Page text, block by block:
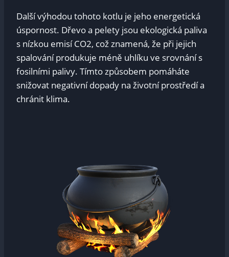
Další výhodou tohoto kotlu je jeho energetická
úspornost. Dřevo a pelety jsou ekologická paliva
s nízkou emisí CO2, což znamená, že při jejich
spalování produkuje méně uhlíku ve srovnání s
fosilními palivy. Tímto způsobem pomáháte
snižovat negativní dopady na životní prostředí a
chránit klima.